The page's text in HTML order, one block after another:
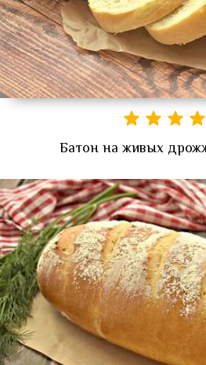
Батон на живых